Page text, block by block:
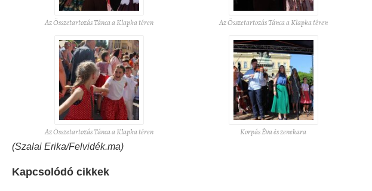
Az Összetartozás Tánca a Klapka téren Az Összetartozás Tánca a Klapka téren
Az Összetartozás Tánca a Klapka téren Korpás Éva és zenekara
(Szalai Erika/Felvidék.ma)
Kapcsolódó cikkek